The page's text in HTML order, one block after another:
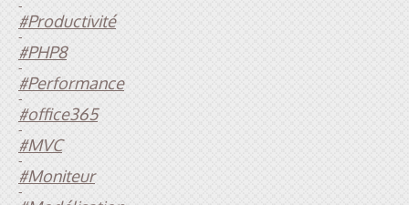
-
#Productivité
-
#PHP8
-
#Performance
-
#office365
-
#MVC
-
#Moniteur
-